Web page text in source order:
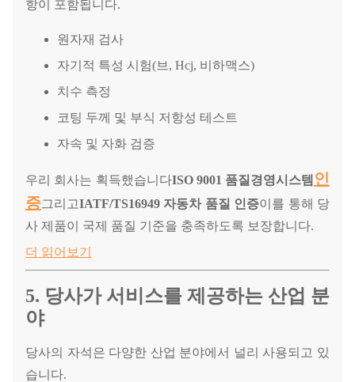
항이 포함됩니다.
원자재 검사
자기적 특성 시험(브, Hcj, 비하맥스)
치수 측정
코팅 두께 및 부식 저항성 테스트
자속 및 자화 검증
우리 회사는 획득했습니다ISO 9001 품질경영시스템 인
증그리고IATF/TS16949 자동차 품질 인증이를 통해 당
사 제품이 국제 품질 기준을 충족하도록 보장합니다.
더 읽어보기
5. 당사가 서비스를 제공하는 산업 분
야
당사의 자석은 다양한 산업 분야에서 널리 사용되고 있
습니다.